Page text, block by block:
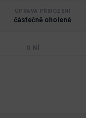
ÚPRAVA PŘIROZENÍ
částečně oholené
O NÍ